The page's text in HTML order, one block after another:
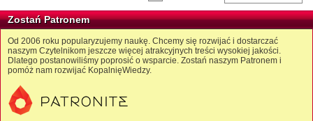
Zostań Patronem
Od 2006 roku popularyzujemy naukę. Chcemy się rozwijać i dostarczać
naszym Czytelnikom jeszcze więcej atrakcyjnych treści wysokiej jakości.
Dlatego postanowiliśmy poprosić o wsparcie. Zostań naszym Patronem i
pomóż nam rozwijać KopalnięWiedzy.